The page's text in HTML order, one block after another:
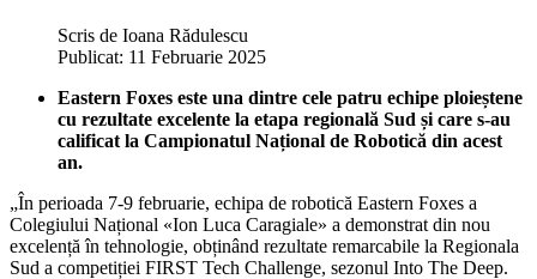
Scris de Ioana Rădulescu
Publicat: 11 Februarie 2025
Eastern Foxes este una dintre cele patru echipe ploieștene
cu rezultate excelente la etapa regională Sud și care s-au
calificat la Campionatul Național de Robotică din acest
an.
„În perioada 7-9 februarie, echipa de robotică Eastern Foxes a
Colegiului Național «Ion Luca Caragiale» a demonstrat din nou
excelență în tehnologie, obținând rezultate remarcabile la Regionala
Sud a competiției FIRST Tech Challenge, sezonul Into The Deep.